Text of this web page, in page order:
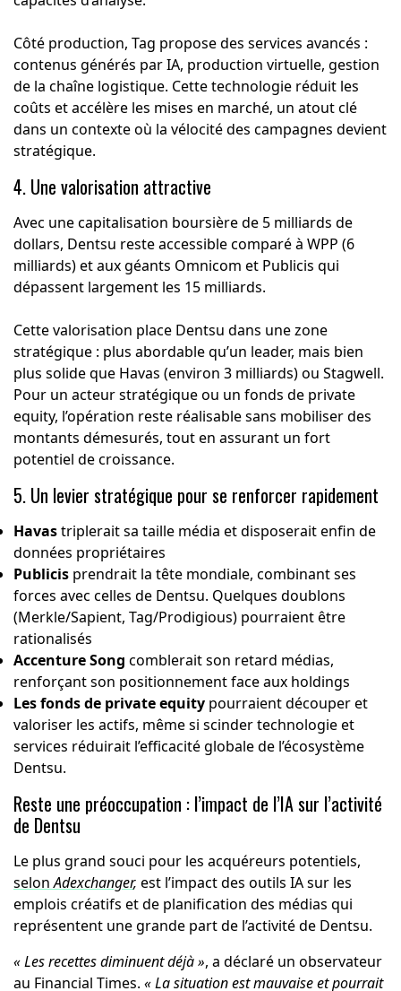
Côté production, Tag propose des services avancés :
contenus générés par IA, production virtuelle, gestion
de la chaîne logistique. Cette technologie réduit les
coûts et accélère les mises en marché, un atout clé
dans un contexte où la vélocité des campagnes devient
stratégique.
4. Une valorisation attractive
Avec une capitalisation boursière de 5 milliards de
dollars, Dentsu reste accessible comparé à WPP (6
milliards) et aux géants Omnicom et Publicis qui
dépassent largement les 15 milliards.
Cette valorisation place Dentsu dans une zone
stratégique : plus abordable qu’un leader, mais bien
plus solide que Havas (environ 3 milliards) ou Stagwell.
Pour un acteur stratégique ou un fonds de private
equity, l’opération reste réalisable sans mobiliser des
montants démesurés, tout en assurant un fort
potentiel de croissance.
5. Un levier stratégique pour se renforcer rapidement
Havastriplerait sa taille média et disposerait enfin de
données propriétaires
Publicisprendrait la tête mondiale, combinant ses
forces avec celles de Dentsu. Quelques doublons
(Merkle/Sapient, Tag/Prodigious) pourraient être
rationalisés
Accenture Song comblerait son retard médias,
renforçant son positionnement face aux holdings
Les fonds de private equitypourraient découper et
valoriser les actifs, même si scinder technologie et
services réduirait l’efficacité globale de l’écosystème
Dentsu.
Reste une préoccupation : l’impact de l’IA sur l’activité
de Dentsu
Le plus grand souci pour les acquéreurs potentiels,
selonAdexchanger, est l’impact des outils IA sur les
emplois créatifs et de planification des médias qui
représentent une grande part de l’activité de Dentsu.
« Les recettes diminuent déjà », a déclaré un observateur
au Financial Times. « La situation est mauvaise et pourrait